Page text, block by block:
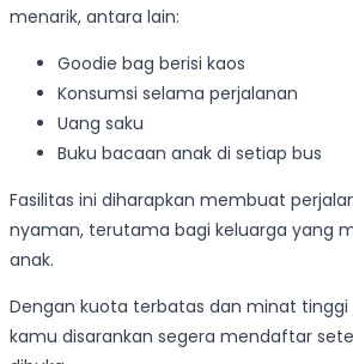
menarik, antara lain:
Goodie bag berisi kaos
Konsumsi selama perjalanan
Uang saku
Buku bacaan anak di setiap bus
Fasilitas ini diharapkan membuat
nyaman, terutama bagi keluarga yang
anak.
Dengan kuota terbatas dan minat
kamu disarankan segera mendaftar